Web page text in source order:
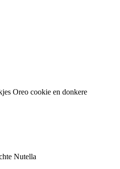
Oreo cookie en donkere
Nutella